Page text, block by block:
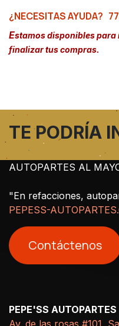
¿NECESITAS AYUDA?
Estamos disponibles para
finalizar tus compras.
TE PODRÍA
AUTOPARTES AL
"En refacciones,
PEPESS-
Contáctenos
PEPE'SS AUTOPARTES
Av. de las rosas #101,